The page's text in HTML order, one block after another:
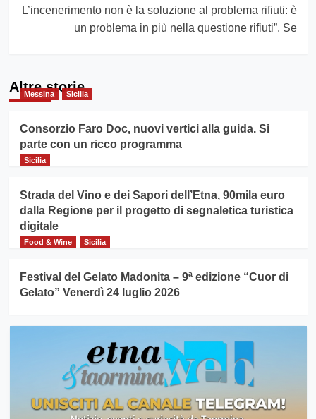
L’incenerimento non è la soluzione al problema rifiuti: è
un problema in più nella questione rifiuti”. Se
Altre storie
Messina Sicilia
Consorzio Faro Doc, nuovi vertici alla guida. Si
parte con un ricco programma
Sicilia
Strada del Vino e dei Sapori dell’Etna, 90mila euro
dalla Regione per il progetto di segnaletica turistica
digitale
Food & Wine Sicilia
Festival del Gelato Madonita – 9ª edizione “Cuor di
Gelato” Venerdì 24 luglio 2026